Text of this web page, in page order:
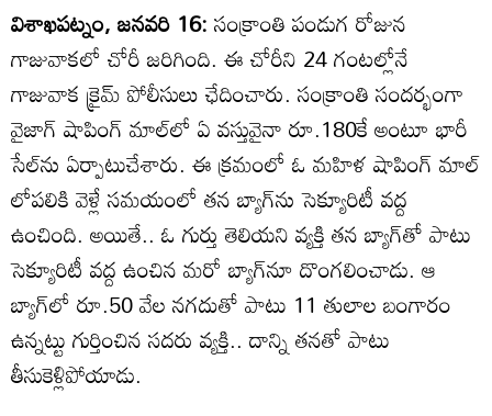
విశాఖపట్నం, జనవరి 16:సంక్రాంతి పండుగ రోజున
గాజువాకలో చోరీ జరిగింది. ఈ చోరీని 24 గంటల్లోనే
గాజువాక క్రైమ్ పోలీసులు ఛేదించారు. సంక్రాంతి సందర్భంగా
వైజాగ్ షాపింగ్ మాల్‌లో ఏ వస్తువైనా రూ.180కే అంటూ భారీ
సేల్‌ను ఏర్పాటుచేశారు. ఈ క్రమంలో ఓ మహిళ షాపింగ్‌ మాల్‌
లోపలికి వెళ్లే సమయంలో తన బ్యాగ్‌ను సెక్యూరిటీ వద్ద
ఉంచింది. అయితే.. ఓ గుర్తు తెలియని వ్యక్తి తన బ్యాగ్‌తో పాటు
సెక్యూరిటీ వద్ద ఉంచిన మరో బ్యాగ్‌‌నూ దొంగలించాడు. ఆ
బ్యాగ్‌లో రూ.50 వేల నగదుతో పాటు 11 తులాల బంగారం
ఉన్నట్టు గుర్తించిన సదరు వ్యక్తి.. దాన్ని తనతో పాటు
తీసుకెళ్లిపోయాడు.